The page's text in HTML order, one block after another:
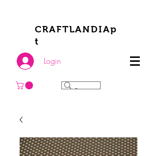
CRAFTLANDIAp
t
Login